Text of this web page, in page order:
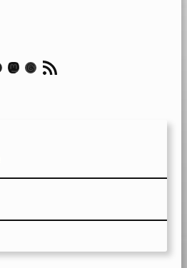
Mastodon Threads RSS-Feed